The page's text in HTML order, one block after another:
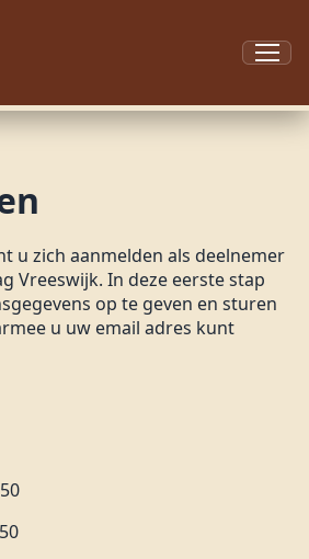
Menu
u zich aanmelden als deelnemer
Vreeswijk. In deze eerste stap
op te geven en sturen
u uw email adres kunt